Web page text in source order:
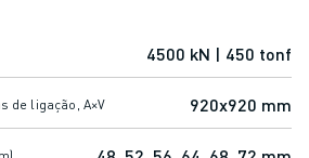
E SALAS LIMPAS
4500 kN | 450 tonf
de ligação, A×V 920x920 mm